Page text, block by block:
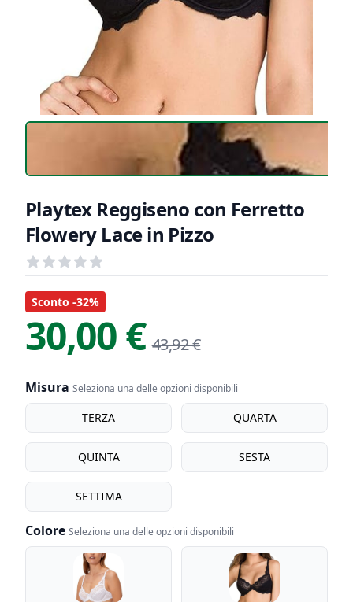
Playtex Reggiseno con Ferretto
Flowery Lace in Pizzo
Recensioni
out of 5 stars
Informazioni Prodotto
Descrizione riassuntiva
Sconto -32%
30,00 € 43,92 €
Misura Seleziona una delle opzioni disponibili
Misura TERZA QUARTA
QUINTA SESTA
SETTIMA
Colore Seleziona una delle opzioni disponibili
Colore